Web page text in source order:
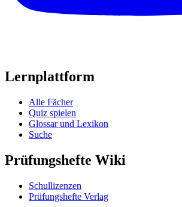
Lernplattform
Alle Fächer
Quiz spielen
Glossar und Lexikon
Suche
Prüfungshefte Wiki
Schullizenzen
Prüfungshefte Verlag